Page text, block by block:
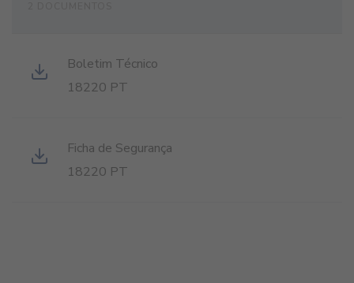
Boletim Técnico
18220 PT
Ficha de Segurança
18220 PT